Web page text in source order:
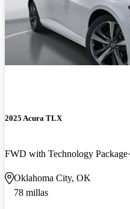
2025 Acura TLX
FWD with Technology Package
Oklahoma City, OK
78 millas